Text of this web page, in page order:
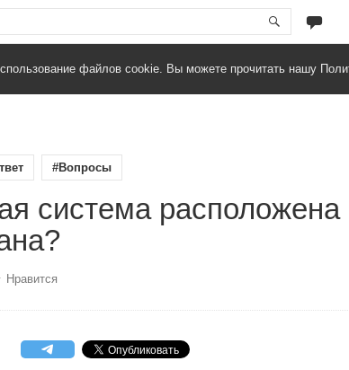
файлов cookie. Вы можете прочитать нашу
#Вопросы
система расположена
Нравится